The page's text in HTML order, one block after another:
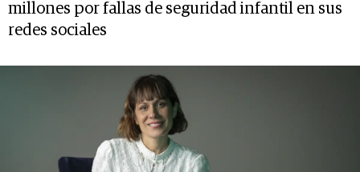
millones por fallas de seguridad infantil en sus
redes sociales